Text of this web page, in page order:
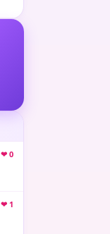
❤ 0
❤ 1